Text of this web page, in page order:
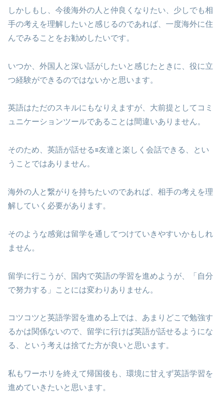
しかしもし、今後海外の人と仲良くなりたい、少しでも相
手の考えを理解したいと感じるのであれば、一度海外に住
んでみることをお勧めしたいです。
いつか、外国人と深い話がしたいと感じたときに、役に立
つ経験ができるのではないかと思います。
英語はただのスキルにもなりえますが、大前提としてコミ
ュニケーションツールであることは間違いありません。
そのため、英語が話せる🟰友達と楽しく会話できる、とい
うことではありません。
海外の人と繋がりを持ちたいのであれば、相手の考えを理
解していく必要があります。
そのような感覚は留学を通してつけていきやすいかもしれ
ません。
留学に行こうが、国内で英語の学習を進めようが、「自分
で努力する」ことには変わりありません。
コツコツと英語学習を進める上では、あまりどこで勉強す
るかは関係ないので、留学に行けば英語が話せるようにな
る、という考えは捨てた方が良いと思います。
私もワーホリを終えて帰国後も、環境に甘えず英語学習を
進めていきたいと思います。